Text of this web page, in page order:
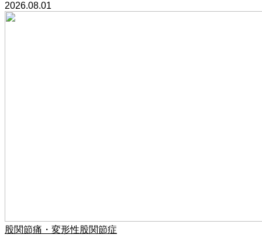
2026.08.01
股関節痛・変形性股関節症